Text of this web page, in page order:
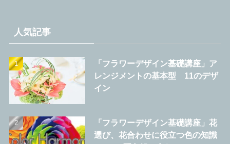
人気記事
「フラワーデザイン基礎講座」ア
レンジメントの基本型 11のデザ
イン
「フラワーデザイン基礎講座」花
選び、花合わせに役立つ色の知識